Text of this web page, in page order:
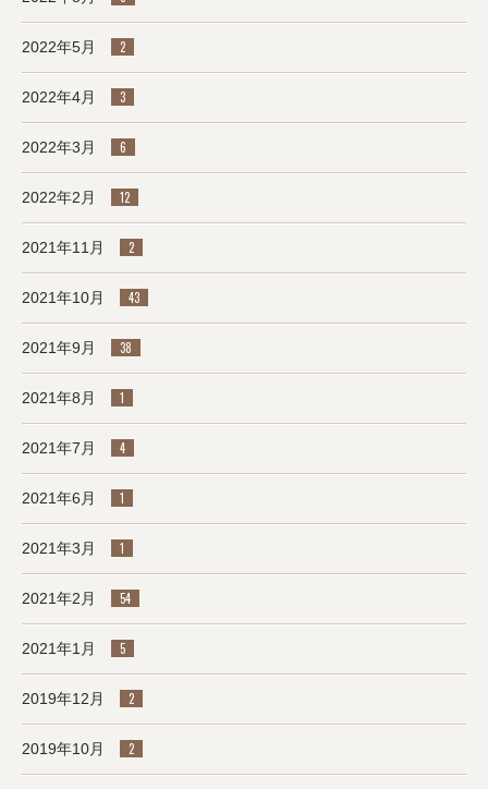
2022年5月 2
2022年4月 3
2022年3月 6
2022年2月 12
2021年11月 2
2021年10月 43
2021年9月 38
2021年8月 1
2021年7月 4
2021年6月 1
2021年3月 1
2021年2月 54
2021年1月 5
2019年12月 2
2019年10月 2